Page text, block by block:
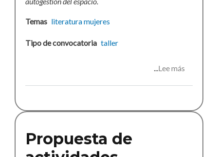
Temas literaturamujeres
Tipo de convocatoria taller
Lee más
escritoras
Propuesta de